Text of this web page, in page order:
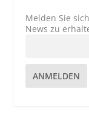
Melden Sie
News zu
ANMELDEN